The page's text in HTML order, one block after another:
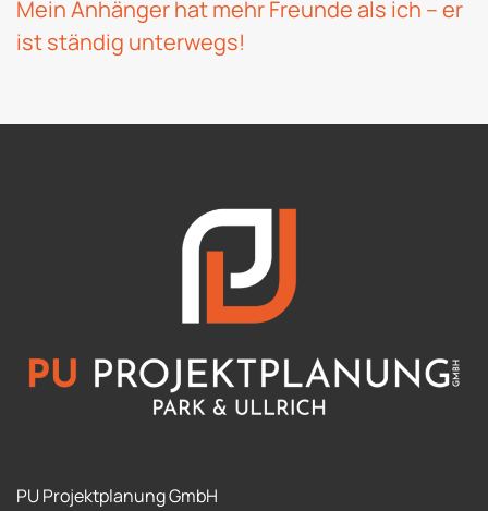
Mein Anhänger hat mehr Freunde als ich – er
ist ständig unterwegs!
PU Projektplanung GmbH